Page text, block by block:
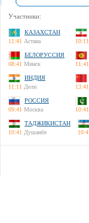
Участники:
КАЗАХСТАН
11:41 Астана
10:11
БЕЛОРУССИЯ
08:41 Минск
11:41
ИНДИЯ
11:11 Дели
13:41
РОССИЯ
09:41 Москва
10:41
ТАДЖИКИСТАН
10:41 Душанбе